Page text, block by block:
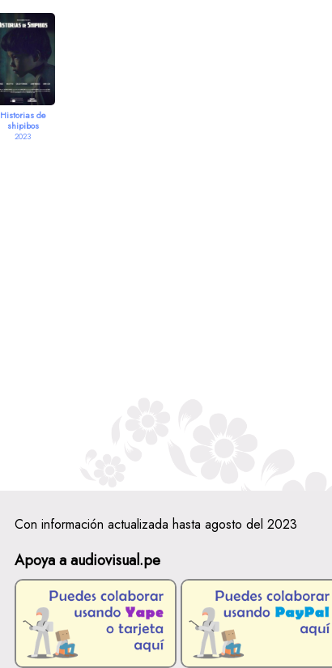
Historias de
shipibos
2023
Con información actualizada hasta agosto del 2023
Apoya a audiovisual.pe